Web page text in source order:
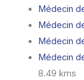
Médecin
Médecin
Médecin
Médecin
8.49 kms